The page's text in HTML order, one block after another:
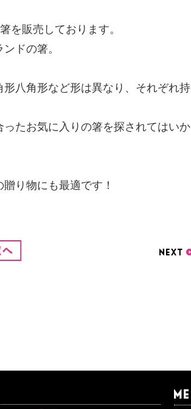
を販売しております。
ドの箸。
八角形など形は異なり、それぞれ持
たお気に入りの箸を探されてはいか
り物にも最適です！